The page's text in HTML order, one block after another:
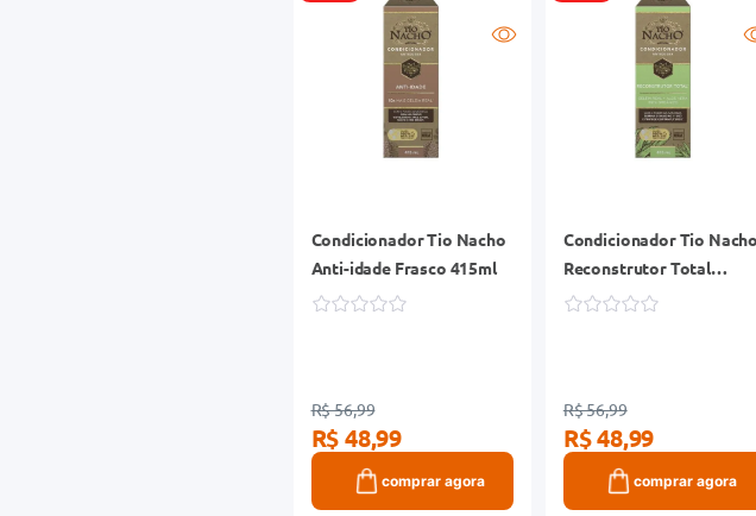
Condicionador Tio Nacho
Anti-idade Frasco 415ml
R$ 56,99
R$ 48,99
comprar agora
Condicionador Tio Nacho
Reconstrutor Total
Frasco 415ml
R$ 56,99
R$ 48,99
comprar agora